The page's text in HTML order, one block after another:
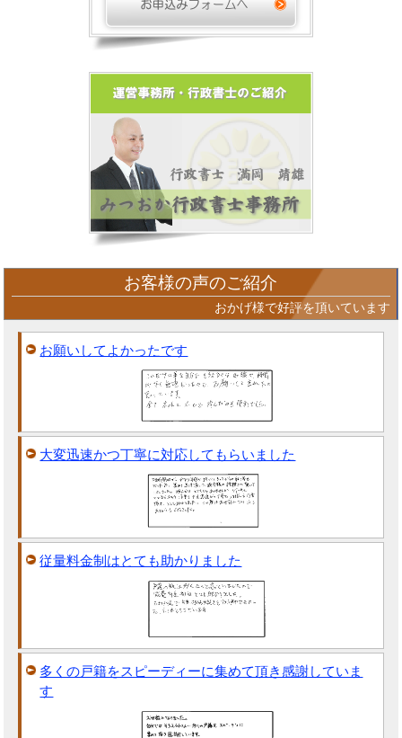
お客様の声のご紹介
おかげ様で好評を頂いています
お願いしてよかったです
大変迅速かつ丁寧に対応してもらいました
従量料金制はとても助かりました
多くの戸籍をスピーディーに集めて頂き感謝していま
す